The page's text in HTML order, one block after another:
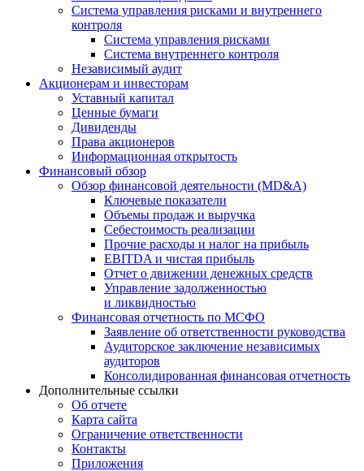
Система управления рисками и внутреннего
контроля
Система управления рисками
Система внутреннего контроля
Независимый аудит
Акционерам и инвесторам
Уставный капитал
Ценные бумаги
Дивиденды
Права акционеров
Информационная открытость
Финансовый обзор
Обзор финансовой деятельности (MD&A)
Ключевые показатели
Объемы продаж и выручка
Себестоимость реализации
Прочие расходы и налог на прибыль
EBITDA и чистая прибыль
Отчет о движении денежных средств
Управление задолженностью
и ликвидностью
Финансовая отчетность по МСФО
Заявление об ответственности руководства
Аудиторское заключение независимых
аудиторов
Консолидированная финансовая отчетность
Дополнительные ссылки
Об отчете
Карта сайта
Ограничение ответственности
Контакты
Приложения